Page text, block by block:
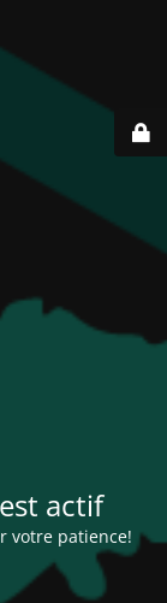
actif
votre patience!